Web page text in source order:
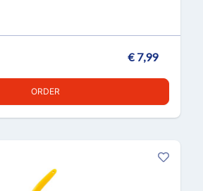
€ 7,99
ORDER